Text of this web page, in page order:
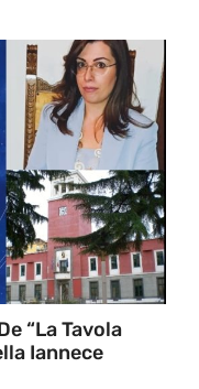
“La Tavola
Iannece